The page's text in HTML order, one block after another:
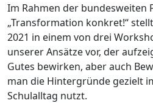
Im Rahmen der bundesweiten
„Transformation konkret!“
2021 in einem von drei
unserer Ansätze vor, der
Gutes bewirken, aber auch
man die Hintergründe gezielt
Schulalltag nutzt.